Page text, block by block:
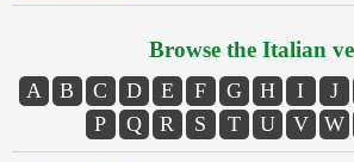
Browse the Italian
A B C D E F G H I J
P
Q R S T U V W